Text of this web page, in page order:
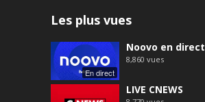
Les plus vues
En direct
Noovo en direct
8,860 vues
LIVE CNEWS